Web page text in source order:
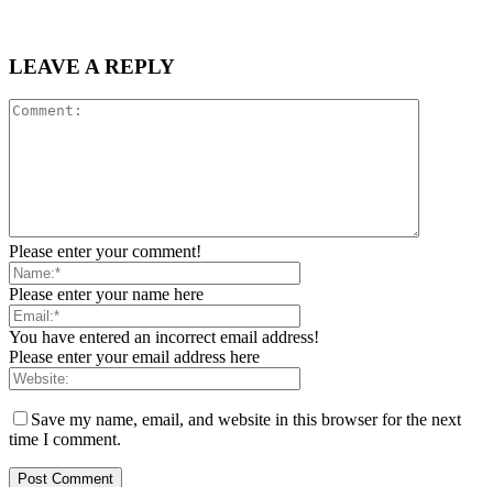
LEAVE A REPLY
Please enter your comment!
Please enter your name here
You have entered an incorrect email address!
Please enter your email address here
Save my name, email, and website in this browser for the next
time I comment.